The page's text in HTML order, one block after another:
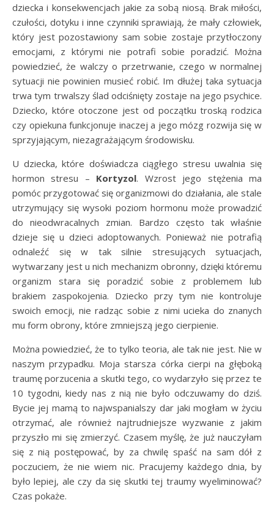
dziecka i konsekwencjach jakie za sobą niosą. Brak miłości,
czułości, dotyku i inne czynniki sprawiają, że mały człowiek,
który jest pozostawiony sam sobie zostaje przytłoczony
emocjami, z którymi nie potrafi sobie poradzić. Można
powiedzieć, że walczy o przetrwanie, czego w normalnej
sytuacji nie powinien musieć robić. Im dłużej taka sytuacja
trwa tym trwalszy ślad odciśnięty zostaje na jego psychice.
Dziecko, które otoczone jest od początku troską rodzica
czy opiekuna funkcjonuje inaczej a jego mózg rozwija się w
sprzyjającym, niezagrażającym środowisku.
U dziecka, które doświadcza ciągłego stresu uwalnia się
hormon stresu – Kortyzol. Wzrost jego stężenia ma
pomóc przygotować się organizmowi do działania, ale stale
utrzymujący się wysoki poziom hormonu może prowadzić
do nieodwracalnych zmian. Bardzo często tak właśnie
dzieje się u dzieci adoptowanych. Ponieważ nie potrafią
odnaleźć się w tak silnie stresujących sytuacjach,
wytwarzany jest u nich mechanizm obronny, dzięki któremu
organizm stara się poradzić sobie z problemem lub
brakiem zaspokojenia. Dziecko przy tym nie kontroluje
swoich emocji, nie radząc sobie z nimi ucieka do znanych
mu form obrony, które zmniejszą jego cierpienie.
Można powiedzieć, że to tylko teoria, ale tak nie jest. Nie w
naszym przypadku. Moja starsza córka cierpi na głęboką
traumę porzucenia a skutki tego, co wydarzyło się przez te
10 tygodni, kiedy nas z nią nie było odczuwamy do dziś.
Bycie jej mamą to najwspanialszy dar jaki mogłam w życiu
otrzymać, ale również najtrudniejsze wyzwanie z jakim
przyszło mi się zmierzyć. Czasem myślę, że już nauczyłam
się z nią postępować, by za chwilę spaść na sam dół z
poczuciem, że nie wiem nic. Pracujemy każdego dnia, by
było lepiej, ale czy da się skutki tej traumy wyeliminować?
Czas pokaże.